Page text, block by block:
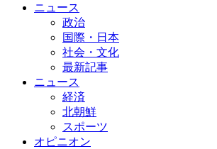
ニュース
政治
国際・日本
社会・文化
最新記事
ニュース
経済
北朝鮮
スポーツ
オピニオン